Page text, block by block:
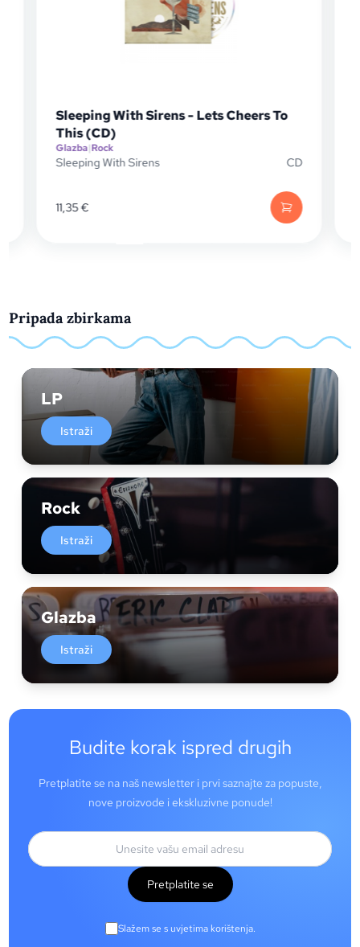
Sleeping With Sirens - Lets Cheers To
This (CD)
Glazba|Rock
Sleeping With Sirens CD
11,35€
Pripada zbirkama
LP
Istraži
Rock
Istraži
Glazba
Istraži
Budite korak ispred drugih
Pretplatite se na naš newsletter i prvi saznajte za popuste,
nove proizvode i ekskluzivne ponude!
Pretplatite se
Slažem se s uvjetima korištenja.